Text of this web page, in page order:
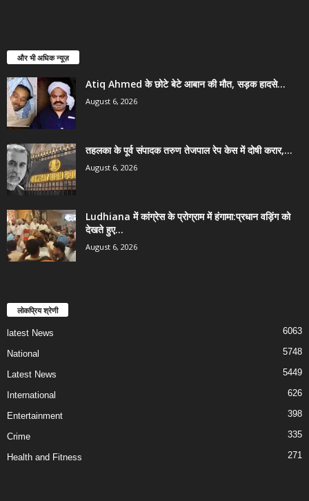
और भी अधिक न्यूज़
Atiq Ahmed के छोटे बेटे आबान की मौत, सड़क हादसे...
August 6, 2026
तहलका के पूर्व संपादक तरुण तेजपाल रेप केस में दोषी करार,...
August 6, 2026
Ludhiana में कांग्रेस के प्रोग्राम में हंगामा:प्रधान वड़िंग को
देखते हुए...
August 6, 2026
लोकप्रिय श्रेणी
latest News 6063
National 5748
Latest News 5449
International 626
Entertainment 398
Crime 335
Health and Fitness 271